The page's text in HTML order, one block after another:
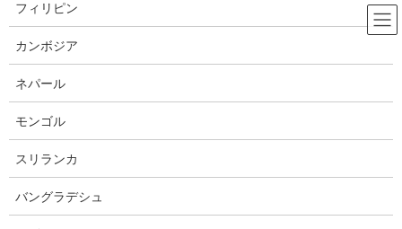
ン
ン
へ
キ
プ
ビ
ー
ョ
に
動
2024年2月5日
法務省
フィリピン
カンボジア
ネパール
モンゴル
スリランカ
バングラデシュ